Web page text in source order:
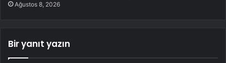
Ağustos 8, 2026
Bir yanıt yazın